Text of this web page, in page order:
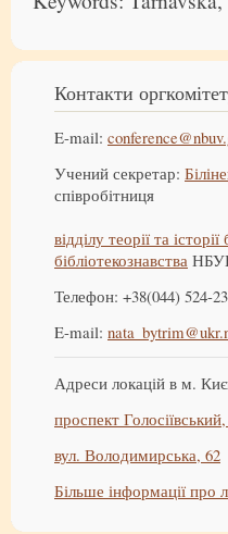
Контакти
E-mail:
Учений секретар:
співробітниця
відділу теорії та
бібліотекознавства
Телефон: +38(044) 524-
E-mail:
Адреси локацій в м.
проспект
вул. Володимирська, 62
Більше інформації про